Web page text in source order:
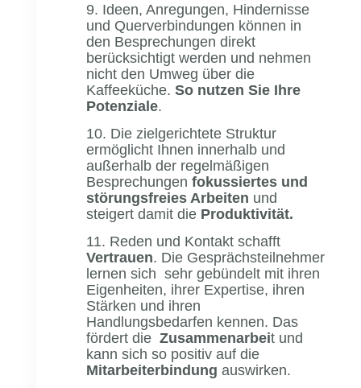
9. Ideen, Anregungen, Hindernisse
und Querverbindungen können in
den Besprechungen direkt
berücksichtigt werden und nehmen
nicht den Umweg über die
Kaffeeküche. So nutzen Sie Ihre
Potenziale.
10. Die zielgerichtete Struktur
ermöglicht Ihnen innerhalb und
außerhalb der regelmäßigen
Besprechungen fokussiertes und
störungsfreies Arbeiten und
steigert damit die Produktivität.
11. Reden und Kontakt schafft
Vertrauen. Die Gesprächsteilnehmer
lernen sich sehr gebündelt mit ihren
Eigenheiten, ihrer Expertise, ihren
Stärken und ihren
Handlungsbedarfen kennen. Das
fördert die Zusammenarbeit und
kann sich so positiv auf die
Mitarbeiterbindung auswirken.